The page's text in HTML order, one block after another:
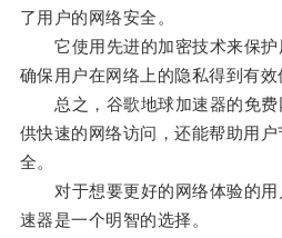
了用户的网络安全。
它使用先进的加密技术来保护
确保用户在网络上的隐私得到有效
总之，谷歌地球加速器的免费
供快速的网络访问，还能帮助用
全。
对于想要更好的网络体验的用
速器是一个明智的选择。